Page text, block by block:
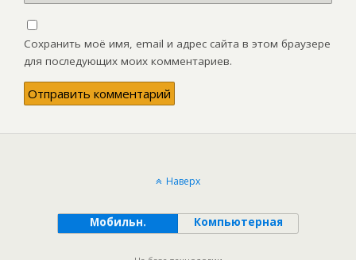
Сохранить моё имя, email и адрес сайта в этом браузере
для последующих моих комментариев.
Наверх
Мобильн. Компьютерная